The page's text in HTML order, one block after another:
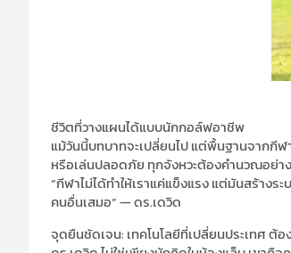
ชีวิตที่วางแผนได้แบบนักกอล์ฟอาชีพ
แม้วันนี้บทบาทจะเปลี่ยนไป แต่พื้นฐานจากกี
หรือเล่นปลอดภัย ทุกจังหวะต้องคำนวณอย่า
“กีฬาไม่ได้ทำให้เราแค่แข็งแรง แต่มันสร้างร
คนอื่นเสมอ” — ดร.เดวิด
จุดยืนชัดเจน: เทคโนโลยีที่เปลี่ยนประเทศ ต้